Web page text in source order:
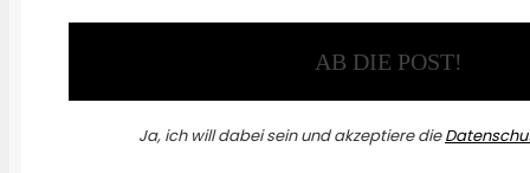
Ja, ich will dabei sein und akzeptiere die